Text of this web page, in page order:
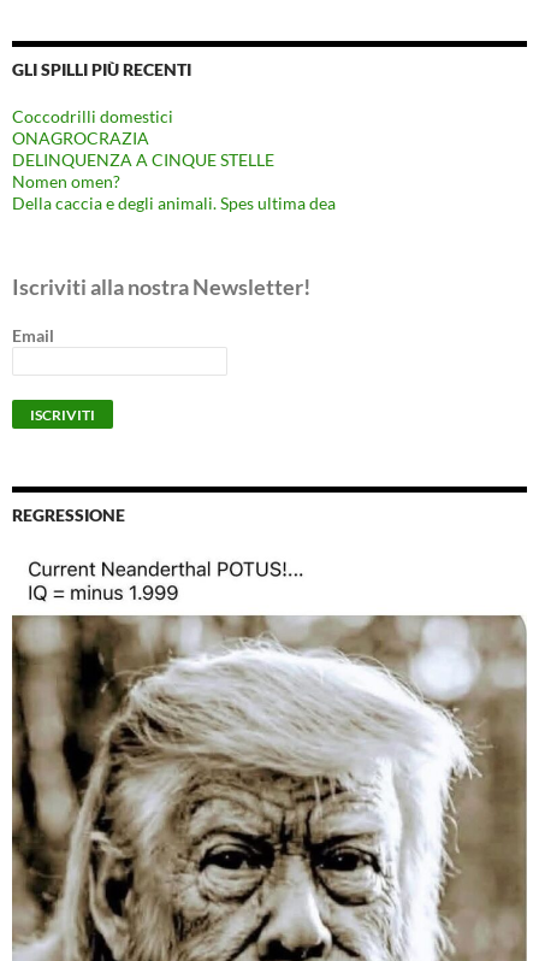
GLI SPILLI PIÙ RECENTI
Coccodrilli domestici
ONAGROCRAZIA
DELINQUENZA A CINQUE STELLE
Nomen omen?
Della caccia e degli animali. Spes ultima dea
Iscriviti alla nostra Newsletter!
Email
REGRESSIONE